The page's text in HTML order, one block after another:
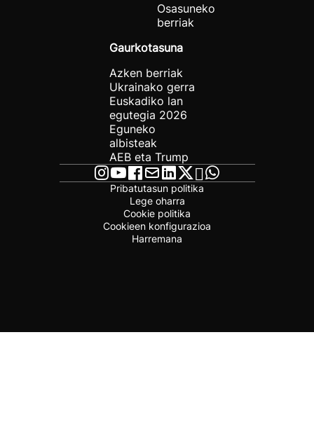
Osasuneko
berriak
Gaurkotasuna
Azken berriak
Ukrainako gerra
Euskadiko lan
egutegia 2026
Eguneko
albisteak
AEB eta Trump
Pribatutasun politika
Lege oharra
Cookie politika
Cookieen konfigurazioa
Harremana